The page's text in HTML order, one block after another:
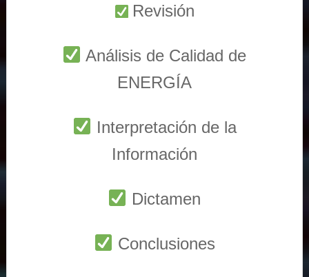
Revisión
Análisis de Calidad de
ENERGÍA
Interpretación de la
Información
Dictamen
Conclusiones